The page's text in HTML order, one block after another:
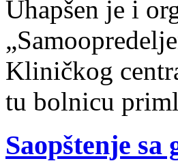
Uhapšen je i
Kliničkog
tu bolnicu
Saopštenje